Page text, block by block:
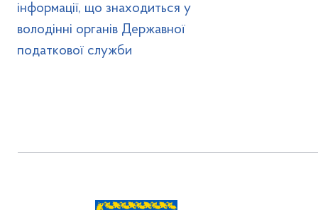
інформації, що знаходиться у
володінні органів Державної
податкової служби